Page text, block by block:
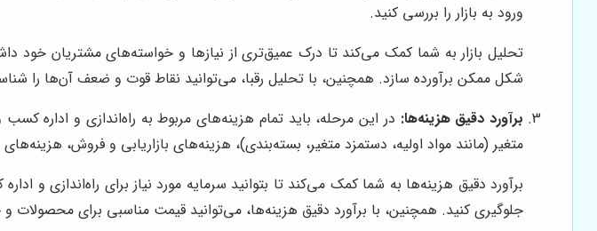
ورود به بازار را بررسی کنید.
تحلیل بازار به شما کمک می‌کند تا درک عمیق‌تری از نیازها و خواسته‌های مشتریان خود
شکل ممکن برآورده سازد. همچنین، با تحلیل رقبا، می‌توانید نقاط قوت و ضعف آن‌ها را
برآورد دقیق هزینه‌ها: در این مرحله، باید تمام هزینه‌های مربوط به راه‌اندازی و اداره
متغیر (مانند مواد اولیه، دستمزد متغیر، بسته‌بندی)، هزینه‌های بازاریابی و فروش،
برآورد دقیق هزینه‌ها به شما کمک می‌کند تا بتوانید سرمایه مورد نیاز برای راه‌اندازی و
جلوگیری کنید. همچنین، با برآورد دقیق هزینه‌ها، می‌توانید قیمت مناسبی برای